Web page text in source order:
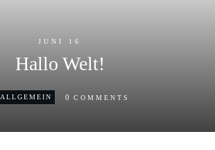
JUNI 16
Hallo Welt!
ALLGEMEIN 0 COMMENTS